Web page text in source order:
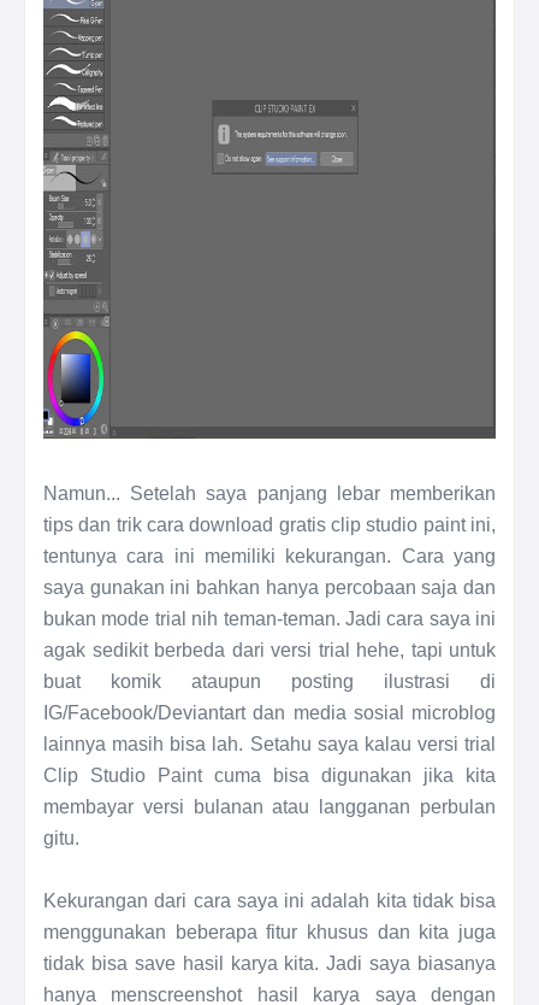
Namun... Setelah saya panjang lebar memberikan
tips dan trik cara download gratis clip studio paint ini,
tentunya cara ini memiliki kekurangan. Cara yang
saya gunakan ini bahkan hanya percobaan saja dan
bukan mode trial nih teman-teman. Jadi cara saya ini
agak sedikit berbeda dari versi trial hehe, tapi untuk
buat komik ataupun posting ilustrasi di
IG/Facebook/Deviantart dan media sosial microblog
lainnya masih bisa lah. Setahu saya kalau versi trial
Clip Studio Paint cuma bisa digunakan jika kita
membayar versi bulanan atau langganan perbulan
gitu.
Kekurangan dari cara saya ini adalah kita tidak bisa
menggunakan beberapa fitur khusus dan kita juga
tidak bisa save hasil karya kita. Jadi saya biasanya
hanya menscreenshot hasil karya saya dengan